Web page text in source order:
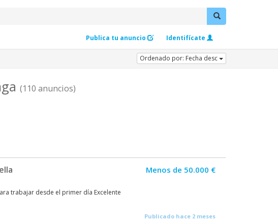
Publica tu anuncio Identifícate
Ordenado por: Fecha desc
(110 anuncios)
trabajar desde el primer día Excelente
Menos de 50.000 €
Publicado hace 2 meses